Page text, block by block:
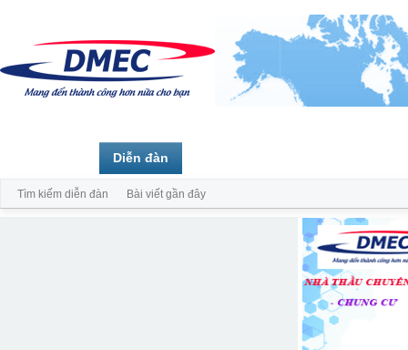
Diễn đàn
Tìm kiếm diễn đàn Bài viết gần đây